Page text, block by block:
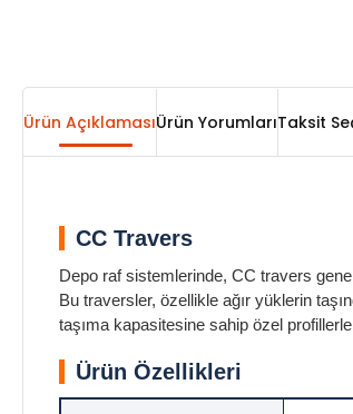
Ürün AçıklamasıÜrün YorumlarıTaksit
CC Travers
Depo raf sistemlerinde, CC travers
Bu traversler, özellikle ağır yüklerin
taşıma kapasitesine sahip özel
Ürün Özellikleri